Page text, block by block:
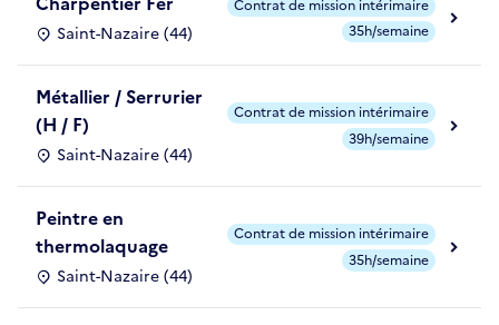
Saint-Nazaire (44)
Contrat de mission intérimaire
35h/semaine
Métallier / Serrurier
(H / F)
Saint-Nazaire (44)
Contrat de mission intérimaire
39h/semaine
Peintre en
thermolaquage
Saint-Nazaire (44)
Contrat de mission intérimaire
35h/semaine